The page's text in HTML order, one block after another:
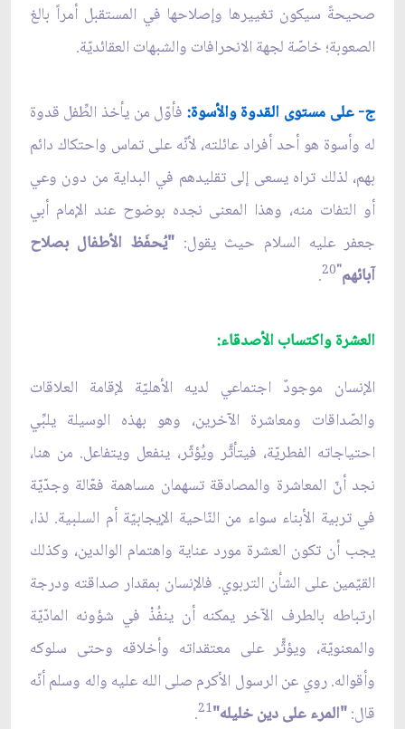
صحيحةً سيكون تغييرها وإصلاحها في المستقبل أمراً بالغ
الصعوبة؛ خاصّة لجهة الانحرافات والشبهات العقائديّة.
ج- على مستوى القدوة والأسوة: فأوّل من يأخذ الطِّفل قدوة
له وأسوة هو أحد أفراد عائلته، لأنّه على تماس واحتكاك دائم
بهم، لذلك تراه يسعى إلى تقليدهم في البداية من دون وعي
أو التفات منه، وهذا المعنى نجده بوضوح عند الإمام أبي
جعفر عليه السلام حيث يقول: "يُحفَظ الأطفال بصلاح
آبائهم"
20
.
العشرة واكتساب الأصدقاء:
الإنسان موجودٌ اجتماعي لديه الأهليّة لإقامة العلاقات
والصّداقات ومعاشرة الآخرين، وهو بهذه الوسيلة يلبِّي
احتياجاته الفطريّة، فيتأثَّر ويُؤثّر، ينفعل ويتفاعل. من هنا،
نجد أنّ المعاشرة والمصادقة تسهمان مساهمة فعّالة وجدّيّة
في تربية الأبناء سواء من النّاحية الإيجابيّة أم السلبية. لذا،
يجب أن تكون العشرة مورد عناية واهتمام الوالدين، وكذلك
القيّمين على الشأن التربوي. فالإنسان بمقدار صداقته ودرجة
ارتباطه بالطرف الآخر يمكنه أن ينفُذْ في شؤونه المادّيّة
والمعنويّة، ويؤثّّر على معتقداته وأخلاقه وحتى سلوكه
وأقواله. روي عن الرسول الأكرم صلى الله عليه واله وسلم أنّه
قال:"المرء على دين خليله"21
.